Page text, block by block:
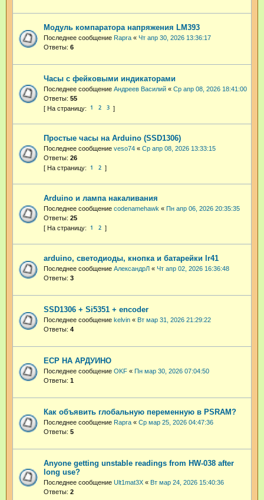
Модуль компаратора напряжения LM393
Последнее сообщение Rapra « Чт апр 30, 2026 13:36:17
Ответы: 6
Часы с фейковыми индикаторами
Последнее сообщение Андреев Василий « Ср апр 08, 2026 18:41:00
Ответы: 55
1 2 3
Простые часы на Arduino (SSD1306)
Последнее сообщение veso74 « Ср апр 08, 2026 13:33:15
Ответы: 26
1 2
Arduino и лампа накаливания
Последнее сообщение codenamehawk « Пн апр 06, 2026 20:35:35
Ответы: 25
1 2
arduino, светодиоды, кнопка и батарейки lr41
Последнее сообщение АлександрЛ « Чт апр 02, 2026 16:36:48
Ответы: 3
SSD1306 + Si5351 + encoder
Последнее сообщение kelvin « Вт мар 31, 2026 21:29:22
Ответы: 4
ЕСР НА АРДУИНО
Последнее сообщение OKF « Пн мар 30, 2026 07:04:50
Ответы: 1
Как объявить глобальную переменную в PSRAM?
Последнее сообщение Rapra « Ср мар 25, 2026 04:47:36
Ответы: 5
Anyone getting unstable readings from HW-038 after
long use?
Последнее сообщение Ult1mat3X « Вт мар 24, 2026 15:40:36
Ответы: 2